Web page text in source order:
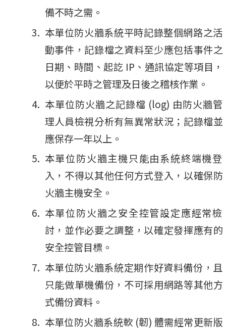
備不時之需。
本單位防火牆系統平時記錄整個網路之活
動事件，記錄檔之資料至少應包括事件之
日期、時間、起訖 IP、通訊協定等項目，
以便於平時之管理及日後之稽核作業。
本單位防火牆之記錄檔 (log) 由防火牆管
理人員檢視分析有無異常狀況；記錄檔並
應保存一年以上。
本單位防火牆主機只能由系統終端機登
入，不得以其他任何方式登入，以確保防
火牆主機安全。
本單位防火牆之安全控管設定應經常檢
討，並作必要之調整，以確定發揮應有的
安全控管目標。
本單位防火牆系統定期作好資料備份，且
只能做單機備份，不可採用網路等其他方
式備份資料。
本單位防火牆系統軟 (韌) 體需經常更新版